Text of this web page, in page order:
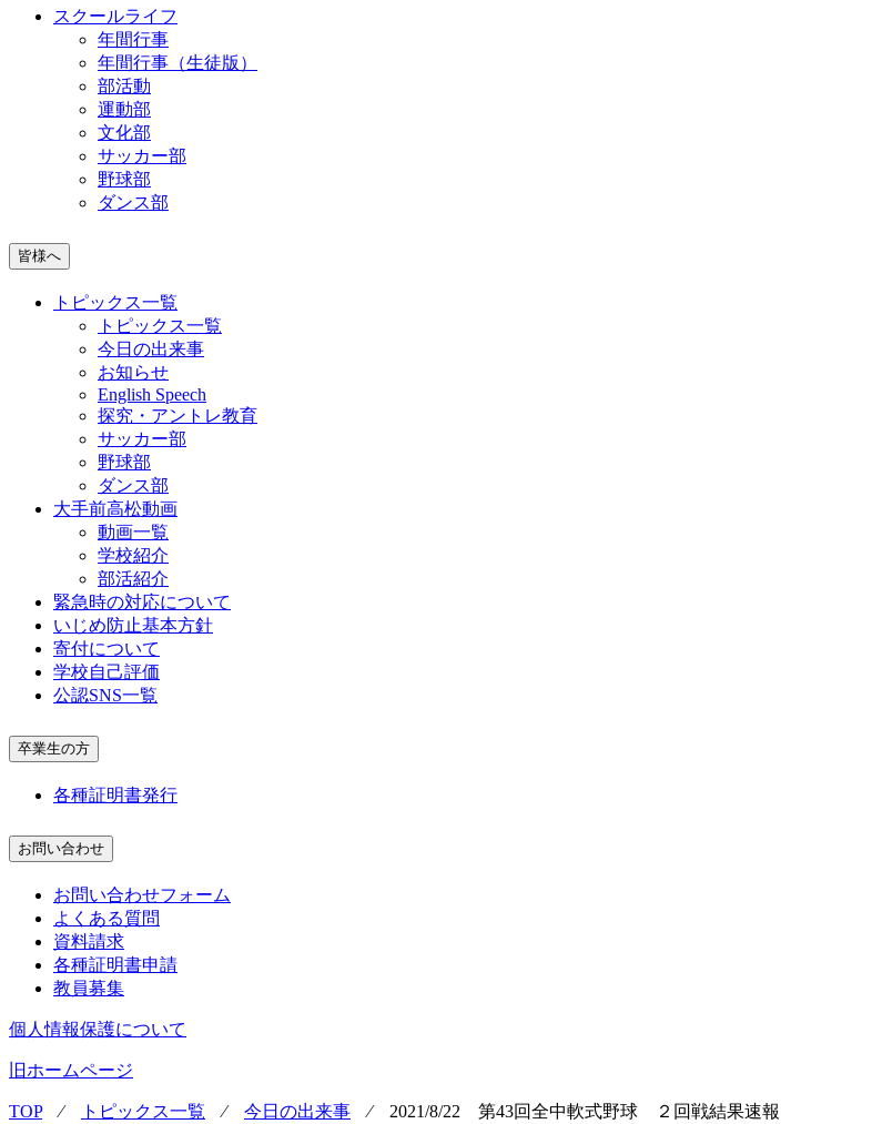
スクールライフ
年間行事
年間行事（生徒版）
部活動
運動部
文化部
サッカー部
野球部
ダンス部
皆様へ
トピックス一覧
トピックス一覧
今日の出来事
お知らせ
English Speech
探究・アントレ教育
サッカー部
野球部
ダンス部
大手前高松動画
動画一覧
学校紹介
部活紹介
緊急時の対応について
いじめ防止基本方針
寄付について
学校自己評価
公認SNS一覧
卒業生の方
各種証明書発行
お問い合わせ
お問い合わせフォーム
よくある質問
資料請求
各種証明書申請
教員募集
個人情報保護について
旧ホームページ
TOP⁄ トピックス一覧 ⁄ 今日の出来事 ⁄ 2021/8/22 第43回全中軟式野球 ２回戦結果速報